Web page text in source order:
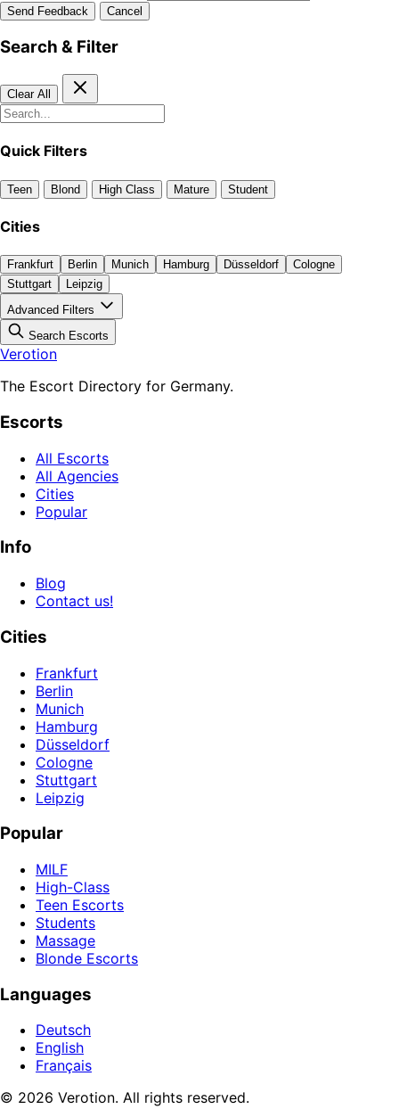
Send Feedback Cancel
Search & Filter
Clear All
Quick Filters
Teen Blond High Class Mature Student
Cities
Frankfurt Berlin Munich Hamburg Düsseldorf
Cologne
Stuttgart
Leipzig
Advanced Filters
Search Escorts
Verotion
The Escort Directory for Germany.
Escorts
All Escorts
All Agencies
Cities
Popular
Info
Blog
Contact us!
Cities
Frankfurt
Berlin
Munich
Hamburg
Düsseldorf
Cologne
Stuttgart
Leipzig
Popular
MILF
High-Class
Teen Escorts
Students
Massage
Blonde Escorts
Languages
Deutsch
English
Français
© 2026 Verotion. All rights reserved.